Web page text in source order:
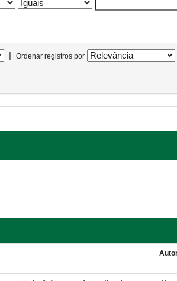
| Ordenar registros por